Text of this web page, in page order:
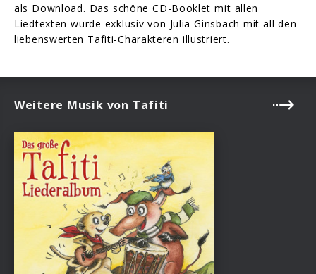
als Download. Das schöne CD-Booklet mit allen
Liedtexten wurde exklusiv von Julia Ginsbach mit all den
liebenswerten Tafiti-Charakteren illustriert.
Weitere Musik von Tafiti